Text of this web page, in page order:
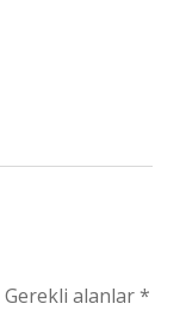
Gerekli alanlar*